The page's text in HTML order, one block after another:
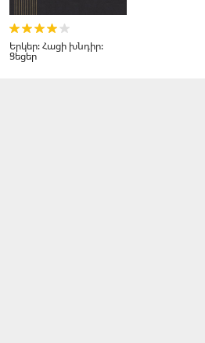
Երկեր։ Հացի խնդիր։
Ցեցեր